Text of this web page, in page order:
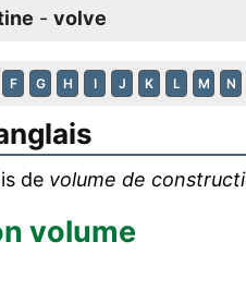
- volve
F G H I J K L M N
de volume de
volume